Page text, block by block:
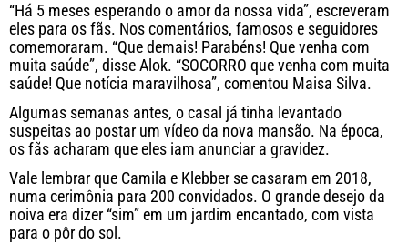
“Há 5 meses esperando o amor da nossa vida”, escreveram
eles para os fãs. Nos comentários, famosos e seguidores
comemoraram. “Que demais! Parabéns! Que venha com
muita saúde”, disse Alok. “SOCORRO que venha com muita
saúde! Que notícia maravilhosa”, comentou Maisa Silva.
Algumas semanas antes, o casal já tinha levantado
suspeitas ao postar um vídeo da nova mansão. Na época,
os fãs acharam que eles iam anunciar a gravidez.
Vale lembrar que Camila e Klebber se casaram em 2018,
numa cerimônia para 200 convidados. O grande desejo da
noiva era dizer “sim” em um jardim encantado, com vista
para o pôr do sol.